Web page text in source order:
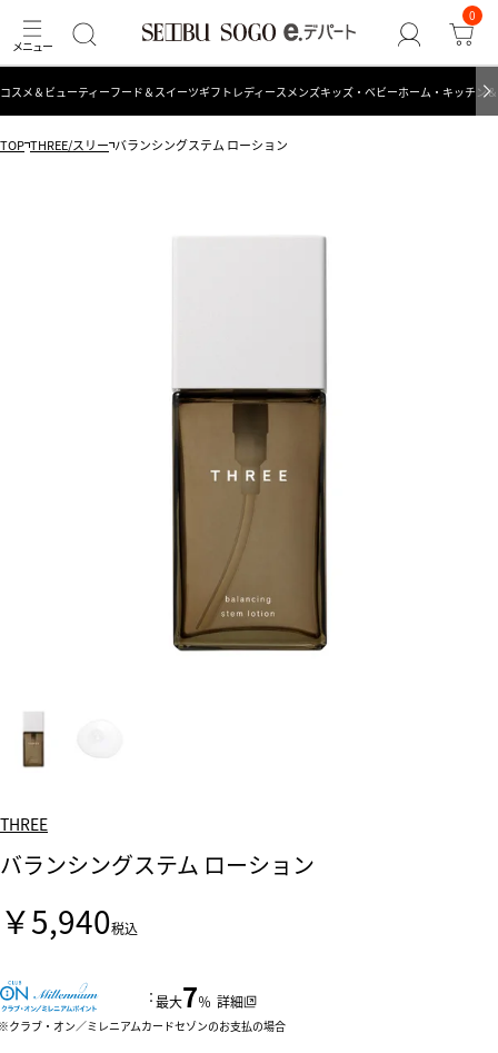
0
コスメ＆ビューティーフード＆スイーツギフト レディース メンズキッズ・ベビーホーム・キッチン
TOP THREE/スリー バランシングステム ローション
THREE
バランシングステム ローション
￥5,940税込
：最大7％ 詳細
クラブ・オン／ミレニアムカードセゾンのお支払の場合